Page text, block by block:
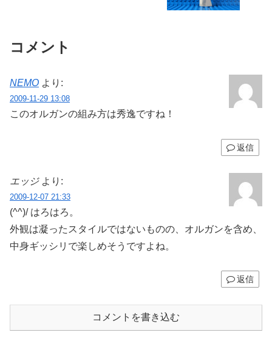
コメント
NEMO より:
2009-11-29 13:08
このオルガンの組み方は秀逸ですね！
返信
エッジ より:
2009-12-07 21:33
(^^)/ はろはろ。
外観は凝ったスタイルではないものの、オルガンを含め、
中身ギッシリで楽しめそうですよね。
返信
コメントを書き込む